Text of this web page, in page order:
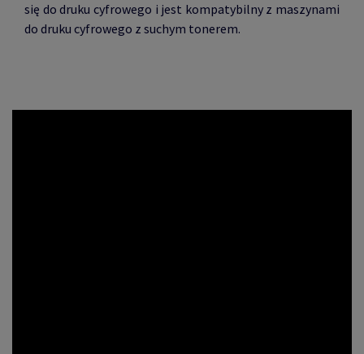
się do druku cyfrowego i jest kompatybilny z maszynami
do druku cyfrowego z suchym tonerem.